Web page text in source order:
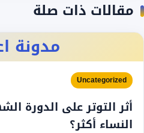
مقالات ذات صلة
مدونة
Uncategorized
أثر التوتر على الدورة
النساء أكثر؟